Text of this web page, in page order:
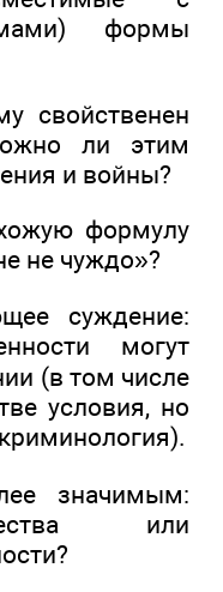
формы
свойственен
ли этим
и войны?
формулу
не чуждо»?
суждение:
могут
(в том числе
условия, но
значимым:
или